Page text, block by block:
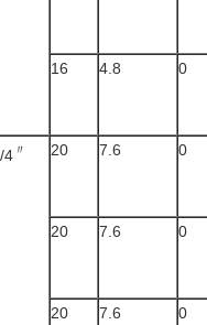
16
4.8 0
4 〃 20 7.6 0
20 7.6 0
20
7.6 0